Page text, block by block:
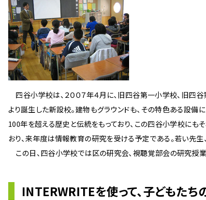
四谷小学校は、２００７年４月に、旧四谷第一小学校、旧
より誕生した新設校。建物もグラウンドも、その特色ある設
100年を超える歴史と伝統をもっており、この四谷小学校に
おり、来年度は情報教育の研究を受ける予定である。若い先
この日、四谷小学校では区の研究会、視聴覚部会の研究授業
INTERWRITEを使って、子どもた